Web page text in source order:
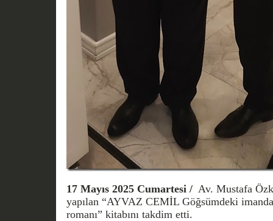
17 Mayıs 2025 Cumartesi /Av. Mustafa
yapılan “AYVAZ CEMİL Göğsümdeki
romanı” kitabını takdim etti.